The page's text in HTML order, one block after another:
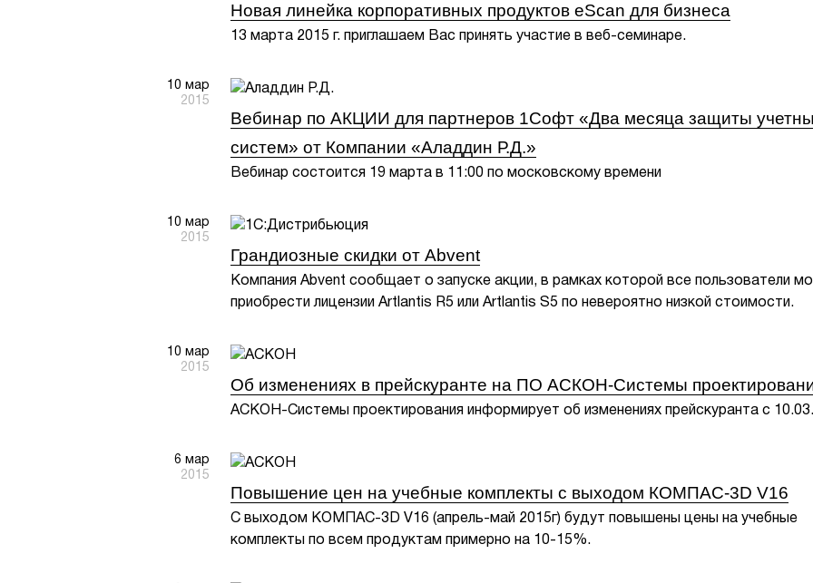
Новая линейка корпоративных продуктов eScan для бизнеса
13 марта 2015 г. приглашаем Вас принять участие в веб-семинаре.
10 мар
2015
Вебинар по АКЦИИ для партнеров 1Софт «Два месяца защиты
систем» от Компании «Аладдин Р.Д.»
Вебинар состоится 19 марта в 11:00 по московскому времени
10 мар
2015
Грандиозные скидки от Abvent
Компания Abvent сообщает о запуске акции, в рамках которой все пользователи
приобрести лицензии Artlantis R5 или Artlantis S5 по невероятно низкой стоимости.
10 мар
2015
Об изменениях в прейскуранте на ПО АСКОН-Системы
АСКОН-Системы проектирования информирует об изменениях прейскуранта с
6 мар
2015
Повышение цен на учебные комплекты с выходом КОМПАС-3D V16
С выходом КОМПАС-3D V16 (апрель-май 2015г) будут повышены цены на учебные
комплекты по всем продуктам примерно на 10-15%.